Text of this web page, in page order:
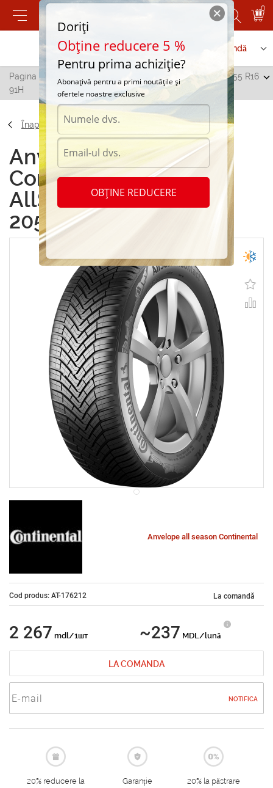
0
Contactați-ne Serviciu de comandă
Pagina principală
Continental AllSeasonContact 205/55 R16
91H
Înapoi
Anvelope all season
Continental
AllSeasonContact
205/55 R16 91H
Anvelope all season Continental
Cod produs: AT-176212 La comandă
2 267 mdl/1шт ~237 MDL/lună
LA COMANDA
NOTIFICA
20% reducere la
Garanție
20% la păstrare
Doriți
Obține reducere 5 %
Pentru prima achiziție?
Abonațivă pentru a primi noutățile și
ofertele noastre exclusive
OBȚINE REDUCERE